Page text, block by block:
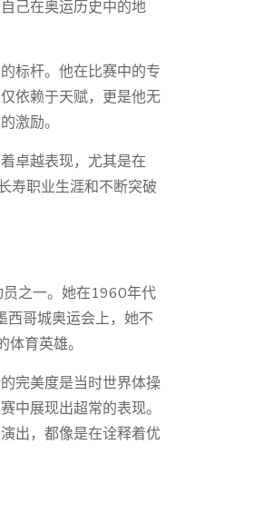
己在奥运历史中的地
标杆。他在比赛中的专
依赖于天赋，更是他无
激励。
卓越表现，尤其是在
寿职业生涯和不断突破
员之一。她在1960年代
哥城奥运会上，她不
育英雄。
完美度是当时世界体操
中展现出超常的表现。
出，都像是在诠释着优